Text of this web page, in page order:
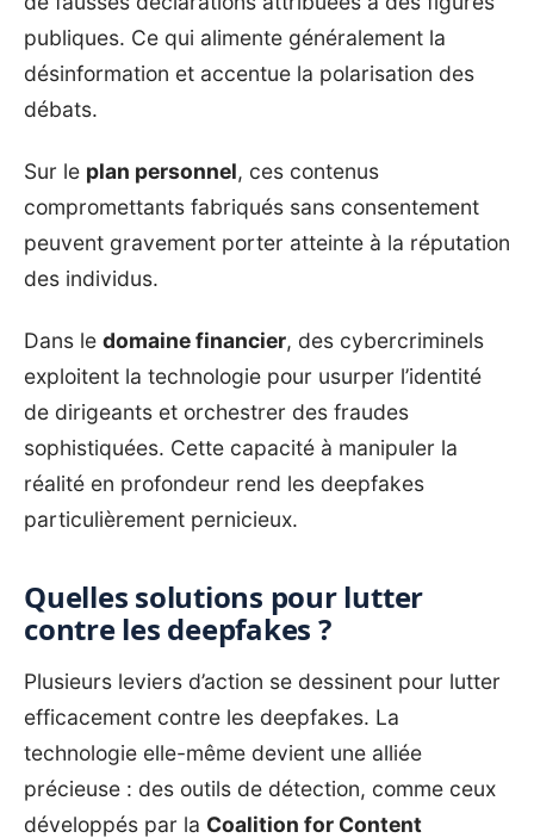
publiques. Ce qui alimente généralement la
désinformation et accentue la polarisation des
débats.
Sur le plan personnel, ces contenus
compromettants fabriqués sans consentement
peuvent gravement porter atteinte à la réputation
des individus.
Dans le domaine financier, des cybercriminels
exploitent la technologie pour usurper l’identité
de dirigeants et orchestrer des fraudes
sophistiquées. Cette capacité à manipuler la
réalité en profondeur rend les deepfakes
particulièrement pernicieux.
Quelles solutions pour lutter
contre les deepfakes ?
Plusieurs leviers d’action se dessinent pour lutter
efficacement contre les deepfakes. La
technologie elle-même devient une alliée
précieuse : des outils de détection, comme ceux
développés par la Coalition for Content